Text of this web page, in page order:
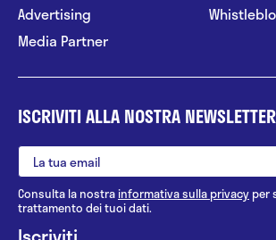
Advertising
Media Partner
ISCRIVITI ALLA NOSTRA NEWSLETTER
Consulta la nostrainformativa sulla privacy per
trattamento dei tuoi dati.